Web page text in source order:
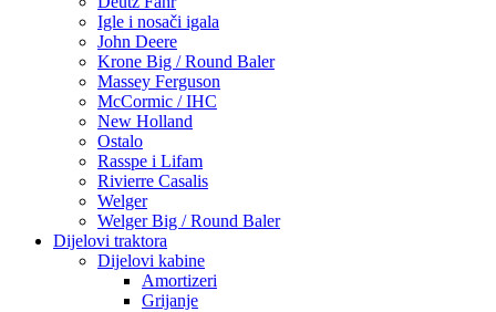
Igle i nosači igala
John Deere
Krone Big / Round Baler
Massey Ferguson
McCormic / IHC
New Holland
Ostalo
Rasspe i Lifam
Rivierre Casalis
Welger
Welger Big / Round Baler
Dijelovi traktora
Dijelovi kabine
Amortizeri
Grijanje